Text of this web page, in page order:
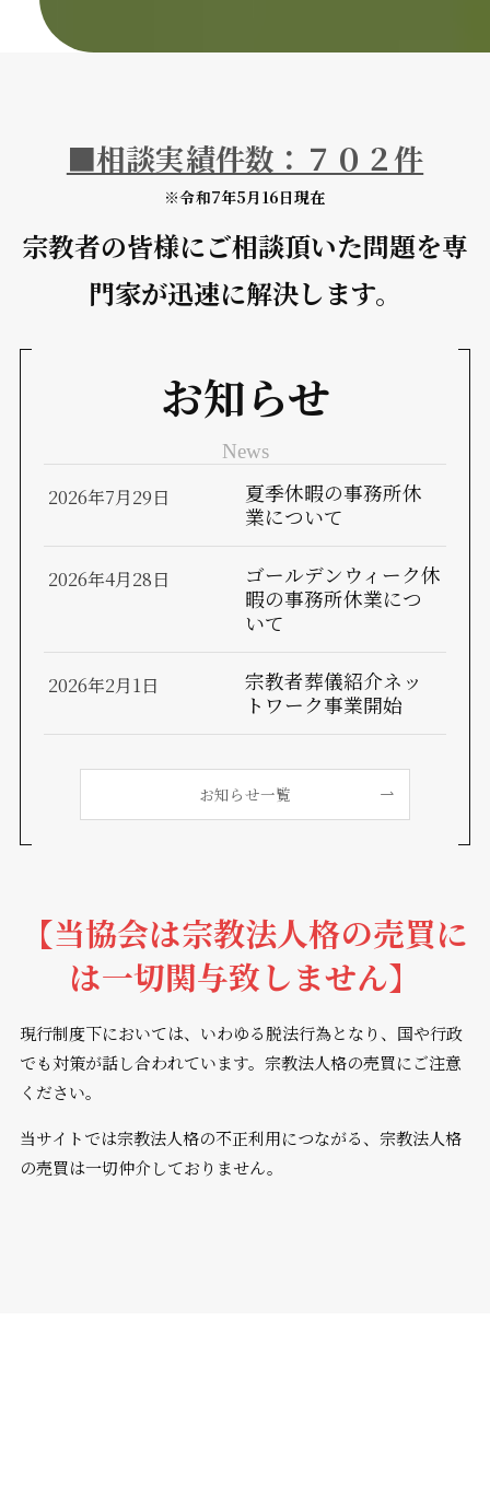
■相談実績件数：７０２件
※令和7年5月16日現在
宗教者の皆様にご相談頂いた問題を専
門家が迅速に解決します。
お知らせ
News
2026年7月29日
夏季休暇の事務所休
業について
2026年4月28日
ゴールデンウィーク休
暇の事務所休業につ
いて
2026年2月1日
宗教者葬儀紹介ネッ
トワーク事業開始
お知らせ一覧
【当協会は宗教法人格の売買に
は一切関与致しません】
現行制度下においては、いわゆる脱法行為となり、国や行政
でも対策が話し合われています。宗教法人格の売買にご注意
ください。
当サイトでは宗教法人格の不正利用につながる、宗教法人格
の売買は一切仲介しておりません。